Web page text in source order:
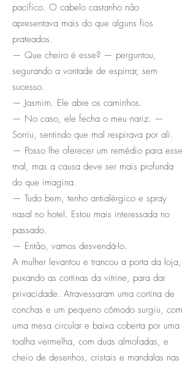
pacífico. O cabelo castanho não
apresentava mais do que alguns fios
prateados.
— Que cheiro é esse? — perguntou,
segurando a vontade de espirrar, sem
sucesso.
— Jasmim. Ele abre os caminhos.
— No caso, ele fecha o meu nariz. —
Sorriu, sentindo que mal respirava por ali.
— Posso lhe oferecer um remédio para esse
mal, mas a causa deve ser mais profunda
do que imagina.
— Tudo bem, tenho antialérgico e spray
nasal no hotel. Estou mais interessada no
passado.
— Então, vamos desvendá-lo.
A mulher levantou e trancou a porta da loja,
puxando as cortinas da vitrine, para dar
privacidade. Atravessaram uma cortina de
conchas e um pequeno cômodo surgiu, com
uma mesa circular e baixa coberta por uma
toalha vermelha, com duas almofadas, e
cheio de desenhos, cristais e mandalas nas